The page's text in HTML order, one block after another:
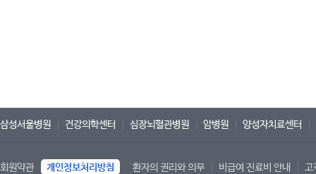
삼성서울병원 건강의학센터 심장뇌혈관병원 암병원 양성자치료센터
회원약관 개인정보처리방침 환자의 권리와 의무 비급여 진료비 안내 고